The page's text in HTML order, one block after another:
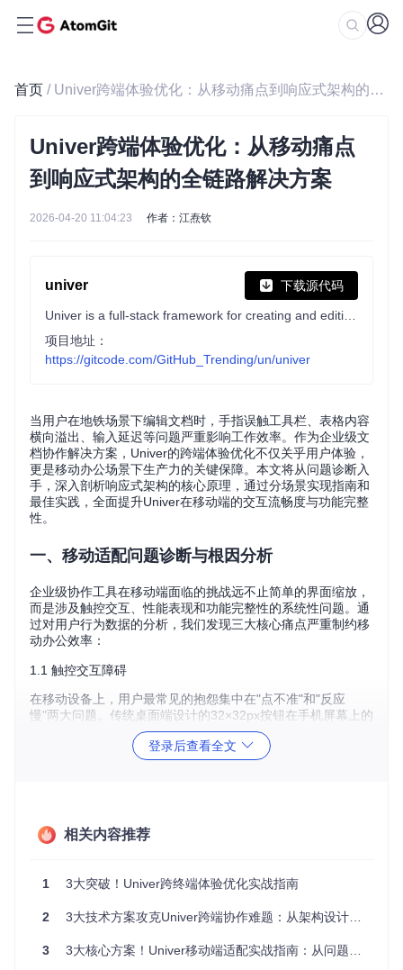
首页 / Univer跨端体验优化：从移动痛点到响应式架构的全链路解决方案
Univer跨端体验优化：从移动痛点
到响应式架构的全链路解决方案
2026-04-20 11:04:23 作者：江焘钦
univer 下载源代码
项目地址：
https://gitcode.com/GitHub_Trending/un/univer
当用户在地铁场景下编辑文档时，手指误触工具栏、表格内容
横向溢出、输入延迟等问题严重影响工作效率。作为企业级文
档协作解决方案，Univer的跨端体验优化不仅关乎用户体验，
更是移动办公场景下生产力的关键保障。本文将从问题诊断入
手，深入剖析响应式架构的核心原理，通过分场景实现指南和
最佳实践，全面提升Univer在移动端的交互流畅度与功能完整
性。
一、移动适配问题诊断与根因分析
企业级协作工具在移动端面临的挑战远不止简单的界面缩放，
而是涉及触控交互、性能表现和功能完整性的系统性问题。通
过对用户行为数据的分析，我们发现三大核心痛点严重制约移
动办公效率：
1.1 触控交互障碍
在移动设备上，用户最常见的抱怨集中在"点不准"和"反应
慢"两大问题。传统桌面端设计的32×32px按钮在手机屏幕上的
点击率降低47%，而200ms以上的响应延迟会导致用户重复操
作，进一步加剧卡顿感。这种交互障碍的本质是桌面端事件模
型与移动端触控特性的不匹配——鼠标点击的精准性与手指触
1.2 布局适配失效
基础布局调整，无法应对Univer复杂的表格渲染逻辑。特别是
在不同DPI设备上会产生内容错位，直接影响数据可读性。
1.3 性能瓶颈凸显
登录后查看全文
相关内容推荐
1 3大突破！Univer跨终端体验优化实战指南
2 3大技术方案攻克Univer跨端协作难题：从架构设计到性能优化
3 3大核心方案！Univer移动端适配实战指南：从问题诊断到跨端协同